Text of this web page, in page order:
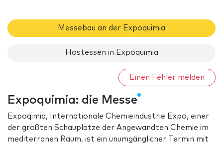
Messebau an der Expoquimia
Hostessen in Expoquimia
Einen Fehler melden
Expoquimia: die Messe
Expoqimia, Internationale Chemieindustrie Expo, einer
der größten Schauplätze der Angewandten Chemie im
mediterranen Raum, ist ein unumgänglicher Termin mit